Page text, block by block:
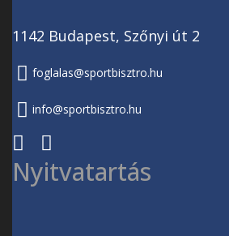
1142 Budapest, Szőnyi út 2
foglalas@sportbisztro.hu
info@sportbisztro.hu
Nyitvatartás